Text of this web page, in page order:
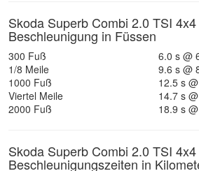
Skoda Superb Combi 2.0 TSI
Beschleunigung in Füssen
300 Fuß
6.0 s @
1/8 Meile
9.6 s @
1000 Fuß
12.5 s
Viertel Meile
14.7 s
2000 Fuß
18.9 s
Skoda Superb Combi 2.0 TSI 4x4
Beschleunigungszeiten in